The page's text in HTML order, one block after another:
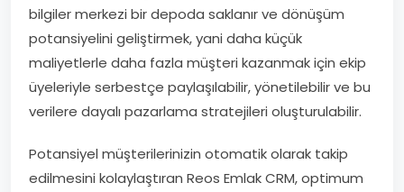
bilgiler merkezi bir depoda saklanır ve dönüşüm
potansiyelini geliştirmek, yani daha küçük
maliyetlerle daha fazla müşteri kazanmak için ekip
üyeleriyle serbestçe paylaşılabilir, yönetilebilir ve bu
verilere dayalı pazarlama stratejileri oluşturulabilir.
Potansiyel müşterilerinizin otomatik olarak takip
edilmesini kolaylaştıran Reos Emlak CRM, optimum